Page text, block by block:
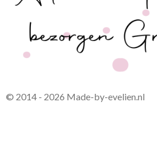
© 2014 - 2026 Made-by-evelien.nl